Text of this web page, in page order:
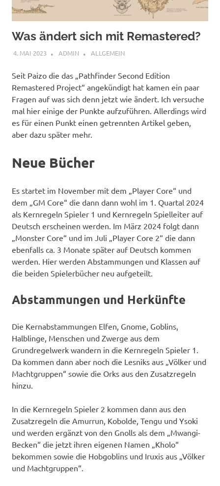
Was ändert sich mit Remastered?
4. MAI 2023 ADMIN ALLGEMEIN
Seit Paizo die das „Pathfinder Second Edition
Remastered Project“ angekündigt hat kamen ein paar
Fragen auf was sich denn jetzt wie ändert. Ich versuche
mal hier einige der Punkte aufzuführen. Allerdings wird
es für einen Punkt einen getrennten Artikel geben,
aber dazu später mehr.
Neue Bücher
Es startet im November mit dem „Player Core“ und
dem „GM Core“ die dann dann wohl im 1. Quartal 2024
als Kernregeln Spieler 1 und Kernregeln Spielleiter auf
Deutsch erscheinen werden. Im März 2024 folgt dann
„Monster Core“ und im Juli „Player Core 2“ die dann
ebenfalls ca. 3 Monate später auf Deutsch kommen
werden. Hier werden Abstammungen und Klassen auf
die beiden Spielerbücher neu aufgeteilt.
Abstammungen und Herkünfte
Die Kernabstammungen Elfen, Gnome, Goblins,
Halblinge, Menschen und Zwerge aus dem
Grundregelwerk wandern in die Kernregeln Spieler 1.
Da kommen dann aber noch die Lesniks aus „Völker und
Machtgruppen“ sowie die Orks aus den Zusatzregeln
hinzu.
In die Kernregeln Spieler 2 kommen dann aus den
Zusatzregeln die Amurrun, Kobolde, Tengu und Ysoki
und werden ergänzt von den Gnolls als dem „Mwangi-
Becken“ die jetzt ihren eigenen Namen „Kholo“
bekommen sowie die Hobgoblins und Iruxis aus „Völker
und Machtgruppen“.